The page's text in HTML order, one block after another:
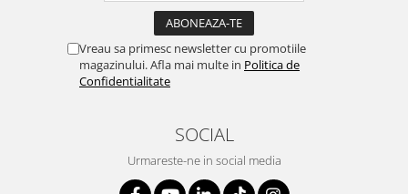
Vreau sa primesc newsletter cu promotiile
magazinului. Afla mai multe in Politica de
Confidentialitate
SOCIAL
Urmareste-ne in social media